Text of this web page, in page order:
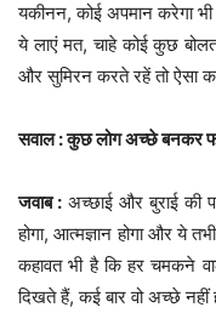
यकीनन, कोई अपमान करेगा
ये लाएं मत, चाहे कोई कुछ
और सुमिरन करते रहें तो ऐसा
सवाल : कुछ लोग अच्छे बनकर
जवाब : अच्छाई और बुराई
होगा, आत्मज्ञान होगा और ये
कहावत भी है कि हर चमकने
दिखते हैं, कई बार वो अच्छे